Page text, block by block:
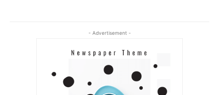
- Advertisement -